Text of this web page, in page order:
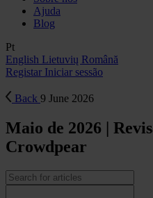
Ajuda
Blog
Pt
English Lietuvių Română
Registar Iniciar sessão
Back 9 June 2026
Maio de 2026 |
Crowdpear